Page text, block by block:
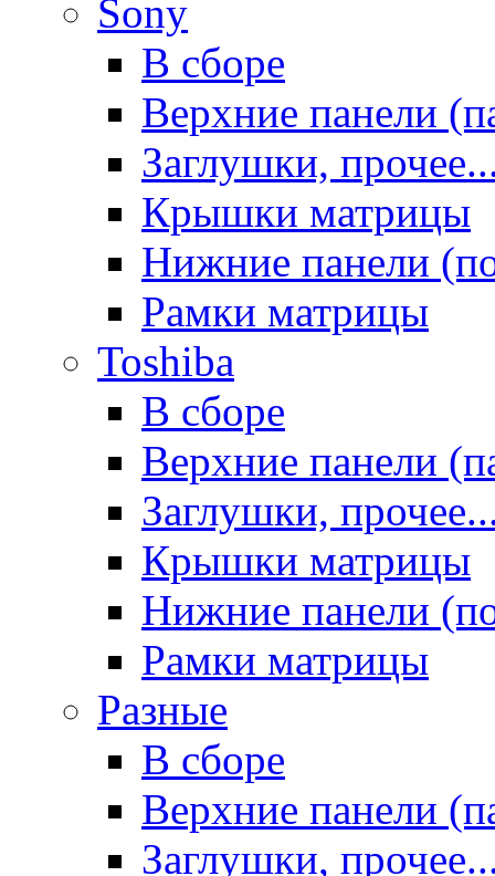
Sony
В сборе
Верхние панели
Заглушки,
Крышки матрицы
Нижние панели
Рамки матрицы
Toshiba
В сборе
Верхние панели
Заглушки,
Крышки матрицы
Нижние панели
Рамки матрицы
Разные
В сборе
Верхние панели
Заглушки,